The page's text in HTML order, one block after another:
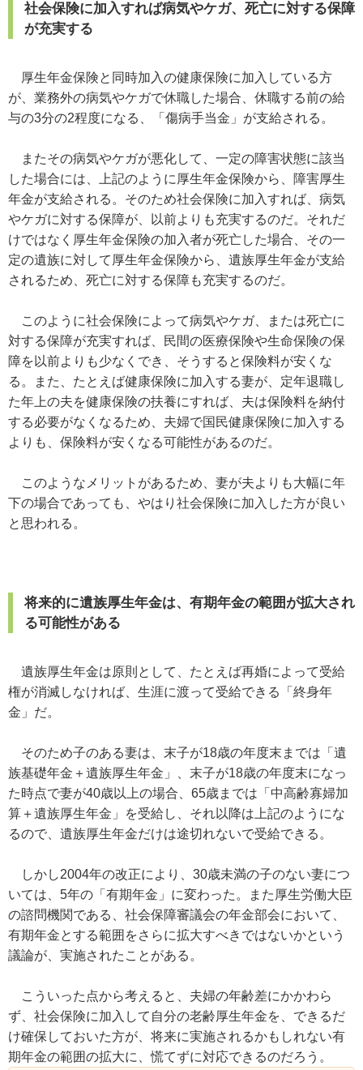
社会保険に加入すれば病気やケガ、死亡に対する保障
が充実する
厚生年金保険と同時加入の健康保険に加入している方
が、業務外の病気やケガで休職した場合、休職する前の給
与の3分の2程度になる、「傷病手当金」が支給される。
またその病気やケガが悪化して、一定の障害状態に該当
した場合には、上記のように厚生年金保険から、障害厚生
年金が支給される。そのため社会保険に加入すれば、病気
やケガに対する保障が、以前よりも充実するのだ。それだ
けではなく厚生年金保険の加入者が死亡した場合、その一
定の遺族に対して厚生年金保険から、遺族厚生年金が支給
されるため、死亡に対する保障も充実するのだ。
このように社会保険によって病気やケガ、または死亡に
対する保障が充実すれば、民間の医療保険や生命保険の保
障を以前よりも少なくでき、そうすると保険料が安くな
る。また、たとえば健康保険に加入する妻が、定年退職し
た年上の夫を健康保険の扶養にすれば、夫は保険料を納付
する必要がなくなるため、夫婦で国民健康保険に加入する
よりも、保険料が安くなる可能性があるのだ。
このようなメリットがあるため、妻が夫よりも大幅に年
下の場合であっても、やはり社会保険に加入した方が良い
と思われる。
将来的に遺族厚生年金は、有期年金の範囲が拡大され
る可能性がある
遺族厚生年金は原則として、たとえば再婚によって受給
権が消滅しなければ、生涯に渡って受給できる「終身年
金」だ。
そのため子のある妻は、末子が18歳の年度末までは「遺
族基礎年金＋遺族厚生年金」、末子が18歳の年度末になっ
た時点で妻が40歳以上の場合、65歳までは「中高齢寡婦加
算＋遺族厚生年金」を受給し、それ以降は上記のようにな
るので、遺族厚生年金だけは途切れないで受給できる。
しかし2004年の改正により、30歳未満の子のない妻につ
いては、5年の「有期年金」に変わった。また厚生労働大臣
の諮問機関である、社会保障審議会の年金部会において、
有期年金とする範囲をさらに拡大すべきではないかという
議論が、実施されたことがある。
こういった点から考えると、夫婦の年齢差にかかわら
ず、社会保険に加入して自分の老齢厚生年金を、できるだ
け確保しておいた方が、将来に実施されるかもしれない有
期年金の範囲の拡大に、慌てずに対応できるのだろう。